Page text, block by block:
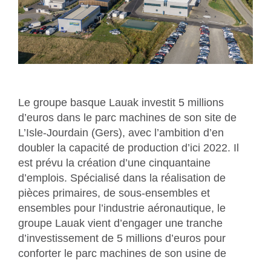
Le groupe basque Lauak investit 5 millions
d’euros dans le parc machines de son site de
L’Isle-Jourdain (Gers), avec l’ambition d’en
doubler la capacité de production d’ici 2022. Il
est prévu la création d’une cinquantaine
d’emplois. Spécialisé dans la réalisation de
pièces primaires, de sous-ensembles et
ensembles pour l’industrie aéronautique, le
groupe Lauak vient d’engager une tranche
d’investissement de 5 millions d’euros pour
conforter le parc machines de son usine de